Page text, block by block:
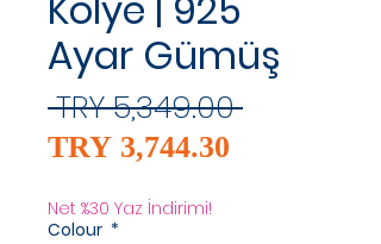
Ayar Gümüş
TRY 5,349.00 Regular
TRY 3,744.30
Net %30 Yaz İndirimi!
Colour *